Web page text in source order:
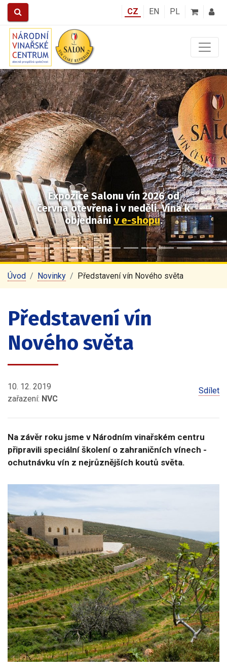
CZ EN PL
Expozice Salonu vín 2026od
června otevřena i v neděli.Vína k
objednání v e-shopu.
Předchozí Další
Úvod Novinky Představení vín Nového světa
Představení vín
Nového světa
10. 12. 2019
zařazení: NVC
Sdílet
Na závěr roku jsme v Národním vinařském centru
připravili speciální školení o zahraničních vínech -
ochutnávku vín z nejrůznějších koutů světa.